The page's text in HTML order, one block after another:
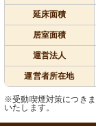
延床面積
居室面積
運営法人
運営者所在地
※受動喫煙対策につき
いたします。